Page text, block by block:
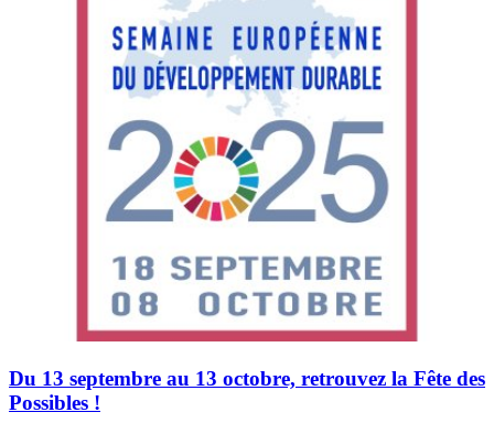
Du 13 septembre au 13 octobre, retrouvez la Fête des
Possibles !